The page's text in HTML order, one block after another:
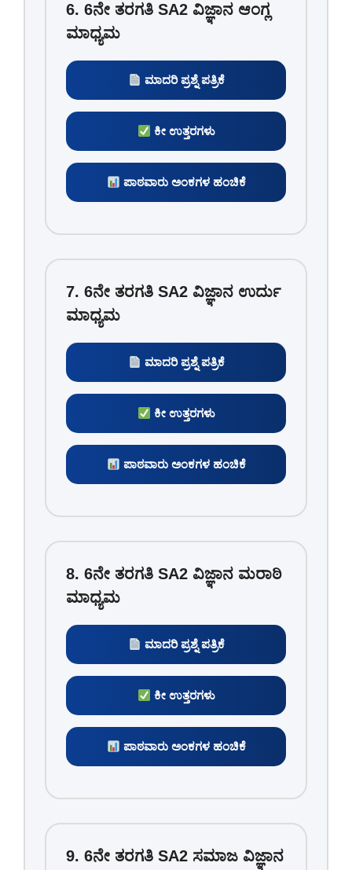
6. 6ನೇ ತರಗತಿ SA2 ವಿಜ್ಞಾನ ಆಂಗ್ಲ
ಮಾಧ್ಯಮ
ಮಾದರಿ ಪ್ರಶ್ನೆ ಪತ್ರಿಕೆ
ಕೀ ಉತ್ತರಗಳು
ಪಾಠವಾರು ಅಂಕಗಳ ಹಂಚಿಕೆ
7. 6ನೇ ತರಗತಿ SA2 ವಿಜ್ಞಾನ ಉರ್ದು
ಮಾಧ್ಯಮ
ಮಾದರಿ ಪ್ರಶ್ನೆ ಪತ್ರಿಕೆ
ಕೀ ಉತ್ತರಗಳು
ಪಾಠವಾರು ಅಂಕಗಳ ಹಂಚಿಕೆ
8. 6ನೇ ತರಗತಿ SA2 ವಿಜ್ಞಾನ ಮರಾಠಿ
ಮಾಧ್ಯಮ
ಮಾದರಿ ಪ್ರಶ್ನೆ ಪತ್ರಿಕೆ
ಕೀ ಉತ್ತರಗಳು
ಪಾಠವಾರು ಅಂಕಗಳ ಹಂಚಿಕೆ
9. 6ನೇ ತರಗತಿ SA2 ಸಮಾಜ ವಿಜ್ಞಾನ